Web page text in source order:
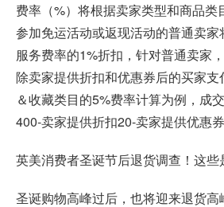
费率（%）将根据卖家类型和商品类
参加免运活动或返现活动的普通卖
服务费率的1%折扣，针对普通卖家
除卖家提供折扣和优惠券后的买家
＆收藏类目的5%费率计算为例，成
400-卖家提供折扣20-卖家提供优惠券
英美消费者圣诞节后退货调查！这些
圣诞购物高峰过后，也将迎来退货